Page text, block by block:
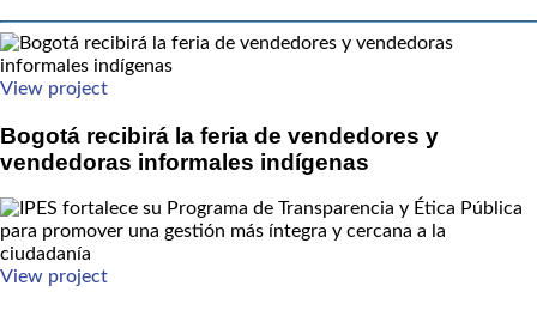
View project
Bogotá recibirá la feria de vendedores y
vendedoras informales indígenas
View project